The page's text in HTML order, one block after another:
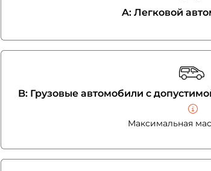
A: Легковой
B: Грузовые автомобили с
Максимальная